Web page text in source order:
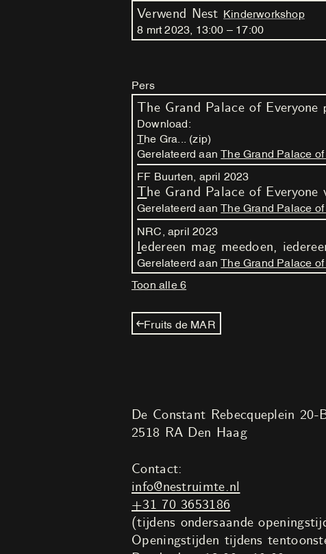
Verwend Nest Kinderworkshop
8 mrt 2023 13 :00 17 :00
Pers
The Grand Palace of Everyone
Download:
The Gra... (zip)
Gerelateerd aanThe Grand Palace of
FF Buurten, april 2023
The Grand Palace of Everyone
Gerelateerd aan The Grand Palace
NRC, april 2023
Iedereen mag meedoen,
Gerelateerd aan The Grand Palace
Toon alle 6
Fruits de MAR
De Constant Rebecqueplein 20-
2518 RA Den Haag
Contact:
info@nestruimte.nl
+31 70 3653186
(tijdens ondersaande
Openingstijden tijdens